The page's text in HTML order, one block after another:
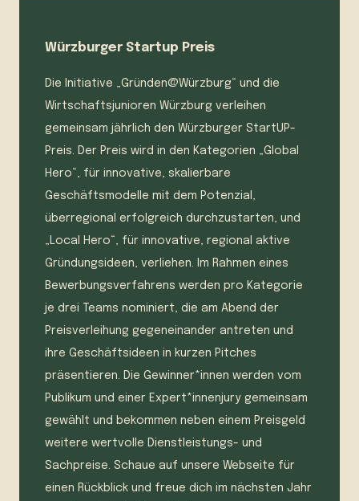
Würzburger Startup Preis
Die Initiative „Gründen@Würzburg“ und die
Wirtschaftsjunioren Würzburg verleihen
gemeinsam jährlich den Würzburger StartUP-
Preis. Der Preis wird in den Kategorien „Global
Hero“, für innovative, skalierbare
Geschäftsmodelle mit dem Potenzial,
überregional erfolgreich durchzustarten, und
„Local Hero“, für innovative, regional aktive
Gründungsideen, verliehen. Im Rahmen eines
Bewerbungsverfahrens werden pro Kategorie
je drei Teams nominiert, die am Abend der
Preisverleihung gegeneinander antreten und
ihre Geschäftsideen in kurzen Pitches
präsentieren. Die Gewinner*innen werden vom
Publikum und einer Expert*innenjury gemeinsam
gewählt und bekommen neben einem Preisgeld
weitere wertvolle Dienstleistungs- und
Sachpreise. Schaue auf unsere Webseite für
einen Rückblick und freue dich im nächsten Jahr